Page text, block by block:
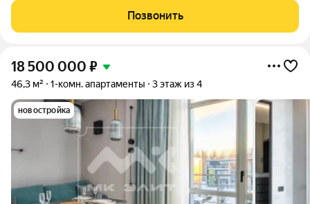
разлив по соседству. Курортная локация с городской
пропиской, безупречно для жителей любого
Позвонить
18 500 000 ₽
46,3 м² 1-комн. апартаменты 3 этаж из 4
новостройка